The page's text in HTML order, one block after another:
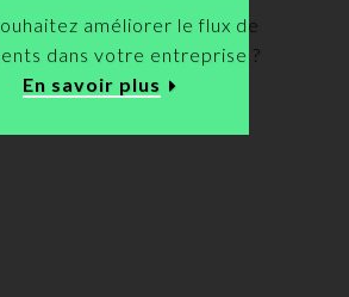
améliorer le flux de
dans votre entreprise ?
En savoir plus